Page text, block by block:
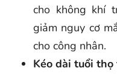
cho không khí
giảm nguy cơ
cho công nhân.
Kéo dài tuổi